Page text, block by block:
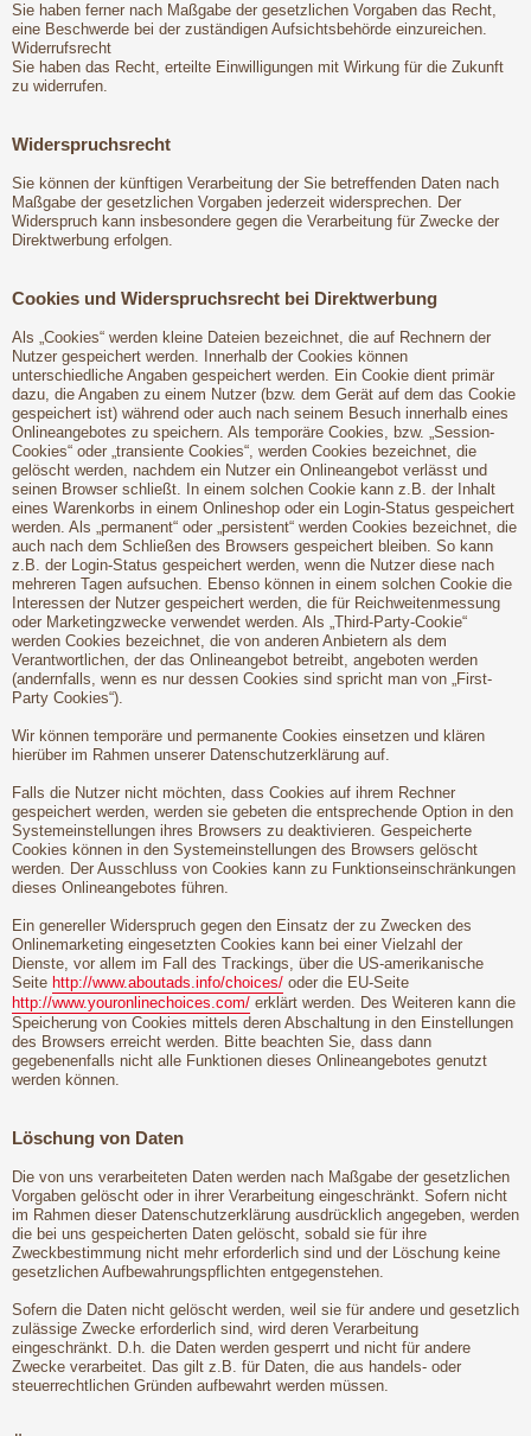
Sie haben ferner nach Maßgabe der gesetzlichen Vorgaben das Recht,
eine Beschwerde bei der zuständigen Aufsichtsbehörde einzureichen.
Widerrufsrecht
Sie haben das Recht, erteilte Einwilligungen mit Wirkung für die Zukunft
zu widerrufen.
Widerspruchsrecht
Sie können der künftigen Verarbeitung der Sie betreffenden Daten nach
Maßgabe der gesetzlichen Vorgaben jederzeit widersprechen. Der
Widerspruch kann insbesondere gegen die Verarbeitung für Zwecke der
Direktwerbung erfolgen.
Cookies und Widerspruchsrecht bei Direktwerbung
Als „Cookies“ werden kleine Dateien bezeichnet, die auf Rechnern der
Nutzer gespeichert werden. Innerhalb der Cookies können
unterschiedliche Angaben gespeichert werden. Ein Cookie dient primär
dazu, die Angaben zu einem Nutzer (bzw. dem Gerät auf dem das Cookie
gespeichert ist) während oder auch nach seinem Besuch innerhalb eines
Onlineangebotes zu speichern. Als temporäre Cookies, bzw. „Session-
Cookies“ oder „transiente Cookies“, werden Cookies bezeichnet, die
gelöscht werden, nachdem ein Nutzer ein Onlineangebot verlässt und
seinen Browser schließt. In einem solchen Cookie kann z.B. der Inhalt
eines Warenkorbs in einem Onlineshop oder ein Login-Status gespeichert
werden. Als „permanent“ oder „persistent“ werden Cookies bezeichnet, die
auch nach dem Schließen des Browsers gespeichert bleiben. So kann
z.B. der Login-Status gespeichert werden, wenn die Nutzer diese nach
mehreren Tagen aufsuchen. Ebenso können in einem solchen Cookie die
Interessen der Nutzer gespeichert werden, die für Reichweitenmessung
oder Marketingzwecke verwendet werden. Als „Third-Party-Cookie“
werden Cookies bezeichnet, die von anderen Anbietern als dem
Verantwortlichen, der das Onlineangebot betreibt, angeboten werden
(andernfalls, wenn es nur dessen Cookies sind spricht man von „First-
Party Cookies“).
Wir können temporäre und permanente Cookies einsetzen und klären
hierüber im Rahmen unserer Datenschutzerklärung auf.
Falls die Nutzer nicht möchten, dass Cookies auf ihrem Rechner
gespeichert werden, werden sie gebeten die entsprechende Option in den
Systemeinstellungen ihres Browsers zu deaktivieren. Gespeicherte
Cookies können in den Systemeinstellungen des Browsers gelöscht
werden. Der Ausschluss von Cookies kann zu Funktionseinschränkungen
dieses Onlineangebotes führen.
Ein genereller Widerspruch gegen den Einsatz der zu Zwecken des
Onlinemarketing eingesetzten Cookies kann bei einer Vielzahl der
Dienste, vor allem im Fall des Trackings, über die US-amerikanische
Seite http://www.aboutads.info/choices/ oder die EU-Seite
http://www.youronlinechoices.com/ erklärt werden. Des Weiteren kann die
Speicherung von Cookies mittels deren Abschaltung in den Einstellungen
des Browsers erreicht werden. Bitte beachten Sie, dass dann
gegebenenfalls nicht alle Funktionen dieses Onlineangebotes genutzt
werden können.
Löschung von Daten
Die von uns verarbeiteten Daten werden nach Maßgabe der gesetzlichen
Vorgaben gelöscht oder in ihrer Verarbeitung eingeschränkt. Sofern nicht
im Rahmen dieser Datenschutzerklärung ausdrücklich angegeben, werden
die bei uns gespeicherten Daten gelöscht, sobald sie für ihre
Zweckbestimmung nicht mehr erforderlich sind und der Löschung keine
gesetzlichen Aufbewahrungspflichten entgegenstehen.
Sofern die Daten nicht gelöscht werden, weil sie für andere und gesetzlich
zulässige Zwecke erforderlich sind, wird deren Verarbeitung
eingeschränkt. D.h. die Daten werden gesperrt und nicht für andere
Zwecke verarbeitet. Das gilt z.B. für Daten, die aus handels- oder
steuerrechtlichen Gründen aufbewahrt werden müssen.